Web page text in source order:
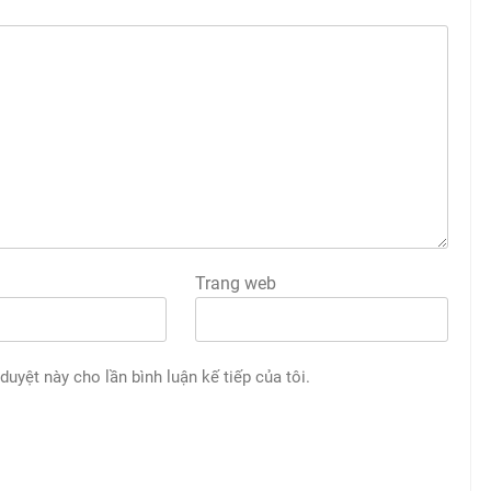
Trang web
này cho lần bình luận kế tiếp của tôi.